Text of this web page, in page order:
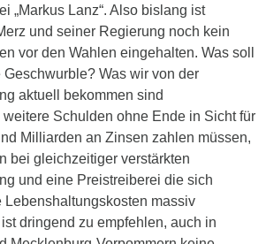
„Markus Lanz“. Also bislang ist
und seiner Regierung noch kein
vor den Wahlen eingehalten. Was soll
Was wir von der
aktuell bekommen sind
Schulden ohne Ende in Sicht für
Milliarden an Zinsen zahlen müssen,
bei gleichzeitiger verstärkten
und eine Preistreiberei die sich
massiv
dringend zu empfehlen, auch in